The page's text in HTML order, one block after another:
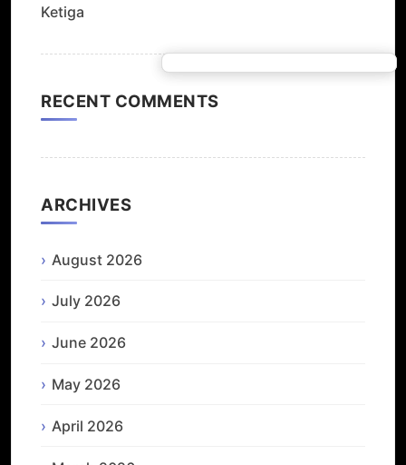
Ketiga
RECENT COMMENTS
ARCHIVES
August 2026
July 2026
June 2026
May 2026
April 2026